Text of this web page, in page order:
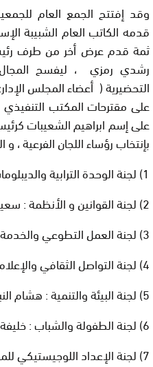
وقد إفتتح الجمع العام
قدمه الكاتب العام الشبيبة
ثمة قدم عرض أخر من طرف رئيس
رشدي رمزي ، ليفسح
التحضيرية ( أعضاء المجلس
على مقترحات المكتب
على إسم ابراهيم الشعيبات
بإنتخاب رؤساء اللجان الفرعية ،
1) لجنة الوحدة الترابية والديبلوماسية الموازية : لعروصي بينا
2) لجنة القوانين و الأنظمة : سعيد كمال
3) لجنة العمل التطوعي والخدمة الإجتماعية : مراد زيبوح
4) لجنة التواصل الثقافي والإعلام : نبيل عبزا
5) لجنة البيئة والتنمية : هشام النباكي
6) لجنة الطفولة والشباب : خليفة الركيبي
7) لجنة الإعداد اللوجيستيكي للمؤتمر : حليمة بدوز